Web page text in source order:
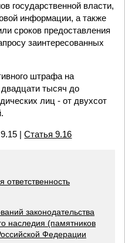
государственной власти,
информации, а также
сроков предоставления
заинтересованных
штрафа на
тысяч до
лиц - от двухсот
9.15 |Статья 9.16
ответственность
законодательства
наследия (памятников
Федерации